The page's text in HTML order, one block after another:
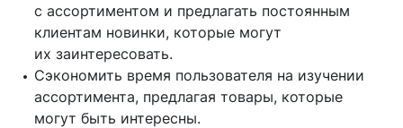
с ассортиментом и предлагать постоянным
клиентам новинки, которые могут
их заинтересовать.
Сэкономить время пользователя на изучении
ассортимента, предлагая товары, которые
могут быть интересны.